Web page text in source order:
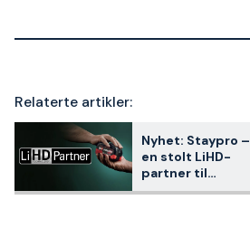
Relaterte artikler:
Nyhet: Staypro –
en stolt LiHD-
partner til
Metabo!